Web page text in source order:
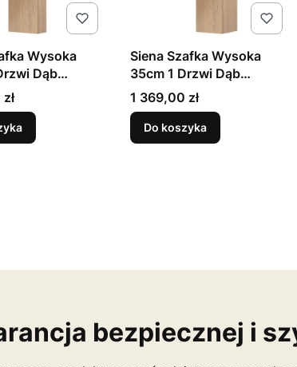
Wysoka
Dąb
Siena Szafka Wysoka
35cm 1 Drzwi Dąb
Kamienny
Cena
1 369,00 zł
Do koszyka
bezpiecznej i